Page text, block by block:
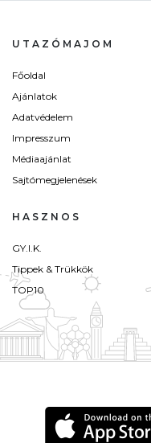
UTAZÓMAJOM
Főoldal
Ajánlatok
Adatvédelem
Impresszum
Médiaajánlat
Sajtómegjelenések
HASZNOS
GY.I.K.
Tippek & Trükkök
TOP10